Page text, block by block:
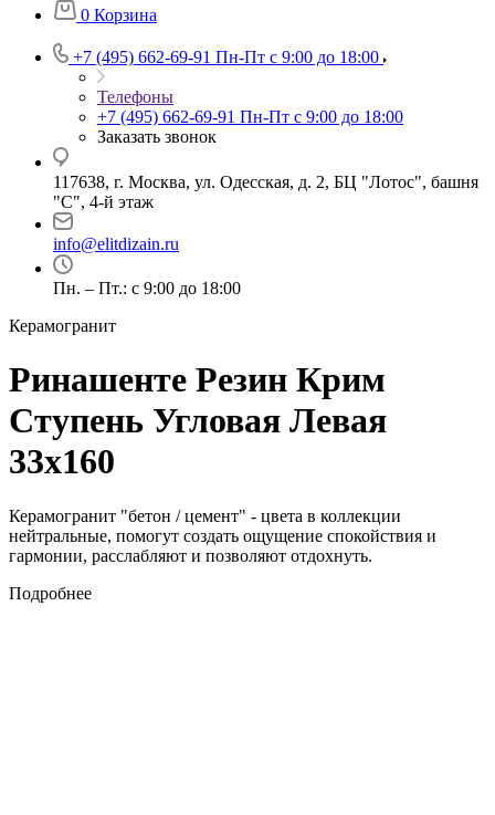
0 Корзина
+7 (495) 662-69-91 Пн-Пт c 9:00 до 18:00
Телефоны
+7 (495) 662-69-91 Пн-Пт c 9:00 до 18:00
Заказать звонок
117638, г. Москва, ул. Одесская, д. 2, БЦ "Лотос", башня
"С", 4-й этаж
info@elitdizain.ru
Пн. – Пт.: с 9:00 до 18:00
Керамогранит
Ринашенте Резин Крим
Ступень Угловая Левая
33х160
Керамогранит "бетон / цемент" - цвета в коллекции
нейтральные, помогут создать ощущение спокойствия и
гармонии, расслабляют и позволяют отдохнуть.
Подробнее